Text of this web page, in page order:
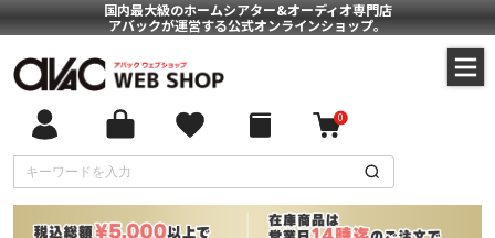
国内最大級のホームシアター&オーディオ専門店
アバックが運営する公式オンラインショップ。
0